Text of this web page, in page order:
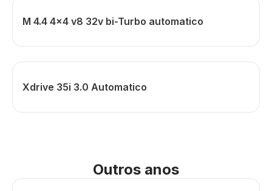
M 4.4 4x4 v8 32v bi-Turbo automatico
Xdrive 35i 3.0 Automatico
Outros anos